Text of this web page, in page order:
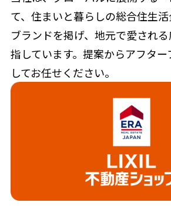
て、住まいと暮らしの総合住生
ブランドを掲げ、地元で愛され
指しています。提案からアフタ
してお任せください。